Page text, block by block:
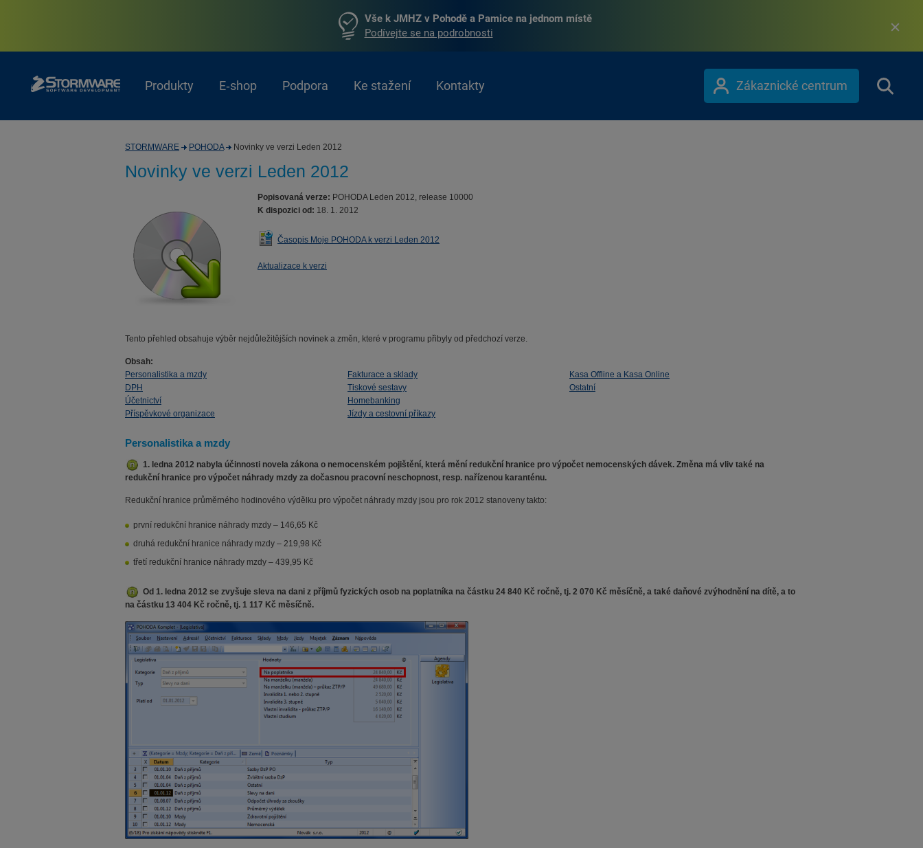
Vše k JMHZ v Pohodě a Pamice na jednom místě
Podívejte se na podrobnosti
Produkty E‑shop Podpora Ke stažení Kontakty Zákaznické centrum
STORMWARE POHODA Novinky ve verzi Leden 2012
Novinky ve verzi Leden 2012
Popisovaná verze: POHODA Leden 2012, release 10000
K dispozici od: 18. 1. 2012
Časopis Moje POHODA k verzi Leden 2012
Aktualizace k verzi
Tento přehled obsahuje výběr nejdůležitějších novinek a změn, které v programu přibyly od předchozí verze.
Obsah:
Personalistika a mzdy
Fakturace a sklady
Kasa Offline a Kasa Online
DPH
Tiskové sestavy
Ostatní
Účetnictví
Homebanking
Příspěvkové organizace
Jízdy a cestovní příkazy
Personalistika a mzdy
1. ledna 2012 nabyla účinnosti novela zákona o nemocenském pojištění, která mění redukční hranice pro výpočet nemocenských dávek. Změna má vliv také na
redukční hranice pro výpočet náhrady mzdy za dočasnou pracovní neschopnost, resp. nařízenou karanténu.
Redukční hranice průměrného hodinového výdělku pro výpočet náhrady mzdy jsou pro rok 2012 stanoveny takto:
první redukční hranice náhrady mzdy – 146,65 Kč
druhá redukční hranice náhrady mzdy – 219,98 Kč
třetí redukční hranice náhrady mzdy – 439,95 Kč
Od 1. ledna 2012 se zvyšuje sleva na dani z příjmů fyzických osob na poplatníka na částku 24 840 Kč ročně, tj. 2 070 Kč měsíčně, a také daňové zvýhodnění na dítě, a to
na částku 13 404 Kč ročně, tj. 1 117 Kč měsíčně.